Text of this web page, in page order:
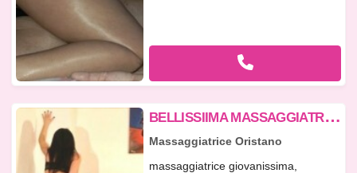
B
ELLISSIIMA MASSAGGIATRICE!!! 351309 Foto Reali!!!!!!!!!!!! Full Body Massa
Massaggiatrice Oristano
massaggiatrice giovanissima,